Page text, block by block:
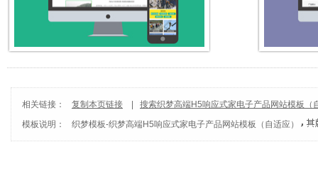
相关链接： 复制本页链接
搜索织梦高端H5响应式家电子产品网站模板（
模板说明：
织梦模板-织梦高端H5响应式家电子产品网站模板（自适应）